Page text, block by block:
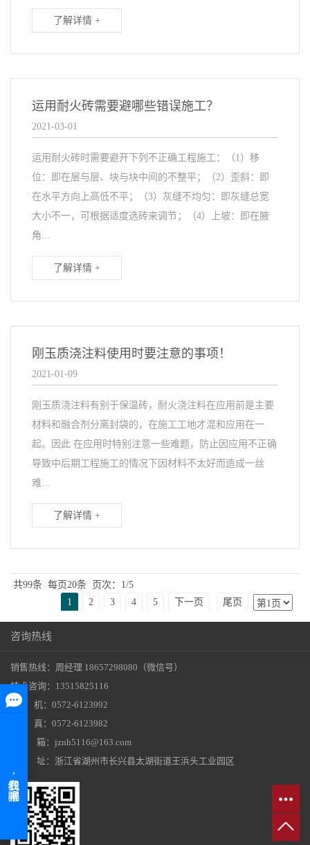
了解详情 +
运用耐火砖需要避哪些错误施工？
2021-03-01
运用耐火砖时需要避开下列不正确工程施工：（1）移
位：即在层与层、块与块中间的不整平；（2）歪斜：即
在水平方向上高低不平；（3）灰缝不均匀：即灰缝总宽
大小不一，可根据适度选砖来调节；（4）上坡：即在腋
角...
了解详情 +
刚玉质浇注料使用时要注意的事项！
2021-01-09
刚玉质浇注料有别于保温砖，耐火浇注料在应用前是主要
材料和融合剂分离封袋的，在施工工地才混和应用在一
起。因此 在应用时特别注意一些难题，防止因应用不正确
导致中后期工程施工的情况下因材料不太好而造成一丝
难...
了解详情 +
共99条 每页20条 页次：1/5
1
2 3 4 5 下一页 尾页
咨询热线
销售热线：周经理 18657298080（微信号）
技术咨询：13515825116
座 机：0572-6123992
传 真：0572-6123982
邮 箱：jznh5116@163.com
地 址：浙江省湖州市长兴县太湖街道王浜头工业园区